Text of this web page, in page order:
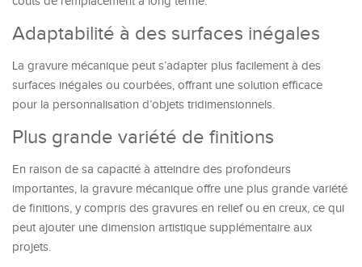
Adaptabilité à des surfaces inégales
La gravure mécanique peut s’adapter plus facilement à des
surfaces inégales ou courbées, offrant une solution efficace
pour la personnalisation d’objets tridimensionnels.
Plus grande variété de finitions
En raison de sa capacité à atteindre des profondeurs
importantes, la gravure mécanique offre une plus grande variété
de finitions, y compris des gravures en relief ou en creux, ce qui
peut ajouter une dimension artistique supplémentaire aux
projets.